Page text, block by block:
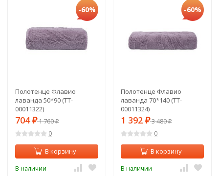
-60%
Полотенце Флавио
лаванда 50*90 (TT-
00011322)
704 ₽1 760₽
0
В корзину
В наличии
-60%
Полотенце Флавио
лаванда 70*140 (TT-
00011324)
1 392 ₽3 480₽
0
В корзину
В наличии